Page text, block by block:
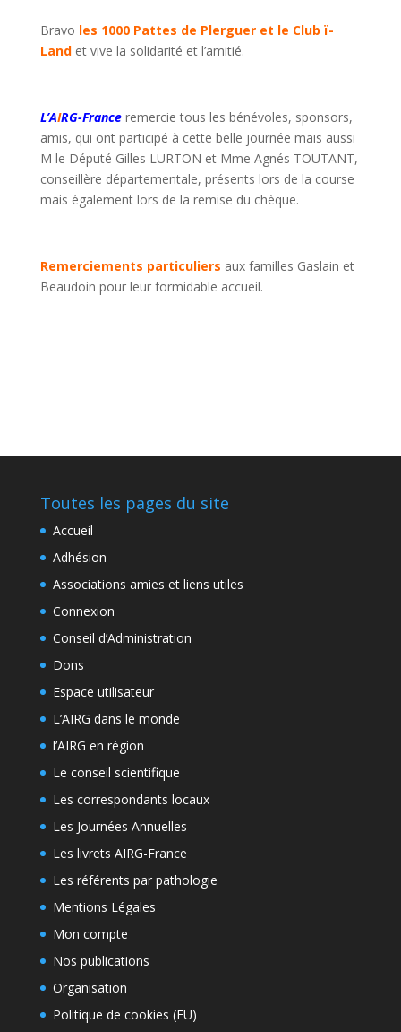
Bravo les 1000 Pattes de Plerguer et le Club ï-
Land et vive la solidarité et l’amitié.
L’AIRG-France remercie tous les bénévoles, sponsors,
amis, qui ont participé à cette belle journée mais aussi
M le Député Gilles LURTON et Mme Agnés TOUTANT,
conseillère départementale, présents lors de la course
mais également lors de la remise du chèque.
Remerciements particuliers aux familles Gaslain et
Beaudoin pour leur formidable accueil.
Toutes les pages du site
Accueil
Adhésion
Associations amies et liens utiles
Connexion
Conseil d’Administration
Dons
Espace utilisateur
L’AIRG dans le monde
l’AIRG en région
Le conseil scientifique
Les correspondants locaux
Les Journées Annuelles
Les livrets AIRG-France
Les référents par pathologie
Mentions Légales
Mon compte
Nos publications
Organisation
Politique de cookies (EU)